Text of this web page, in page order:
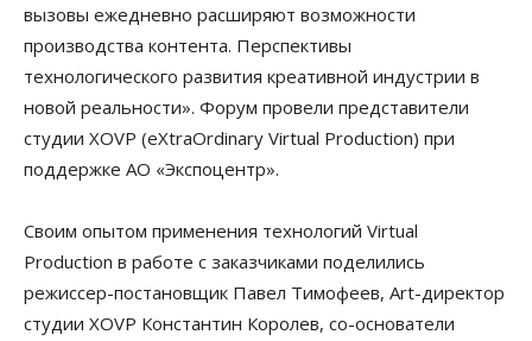
вызовы ежедневно расширяют возможности
производства контента. Перспективы
технологического развития креативной индустрии в
новой реальности». Форум провели представители
студии XOVP (eXtraOrdinary Virtual Production) при
поддержке АО «Экспоцентр».
Своим опытом применения технологий Virtual
Production в работе с заказчиками поделились
режиссер-постановщик Павел Тимофеев, Art-директор
студии XOVP Константин Королев, со-основатели